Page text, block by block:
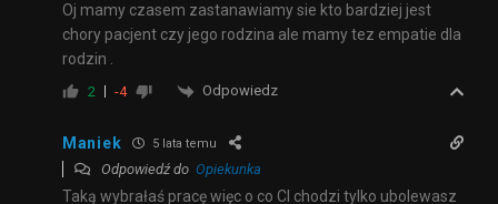
Oj mamy czasem zastanawiamy sie kto bardziej jest
chory pacjent czy jego rodzina ale mamy tez empatie dla
rodzin .
2 -4 Odpowiedz
Maniek 5 lata temu
Odpowiedź do Opiekunka
Taką wybrałaś pracę więc o co CI chodzi tylko ubolewasz